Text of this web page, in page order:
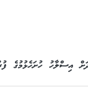
އިސްލާހު ހުށަހެޅުމުގެ